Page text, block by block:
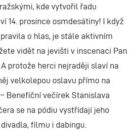
kde vytvořil řadu
14. prosince osmdesátiny! I když
o hlas, je stále aktivním
vidět na jevišti v inscenaci Pan
protože herci nejraději slaví na
velkolepou oslavu přímo na
Benefiční večírek Stanislava
se na pódiu vystřídají jeho
filmu i dabingu.